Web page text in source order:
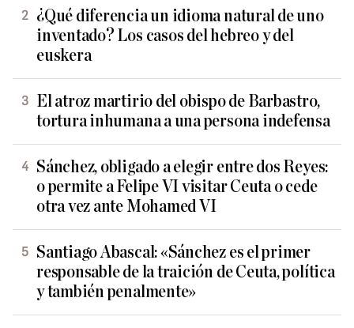
¿Qué diferencia un idioma natural de uno
inventado? Los casos del hebreo y del
euskera
El atroz martirio del obispo de Barbastro,
tortura inhumana a una persona indefensa
Sánchez, obligado a elegir entre dos Reyes:
o permite a Felipe VI visitar Ceuta o cede
otra vez ante Mohamed VI
Santiago Abascal: «Sánchez es el primer
responsable de la traición de Ceuta, política
y también penalmente»